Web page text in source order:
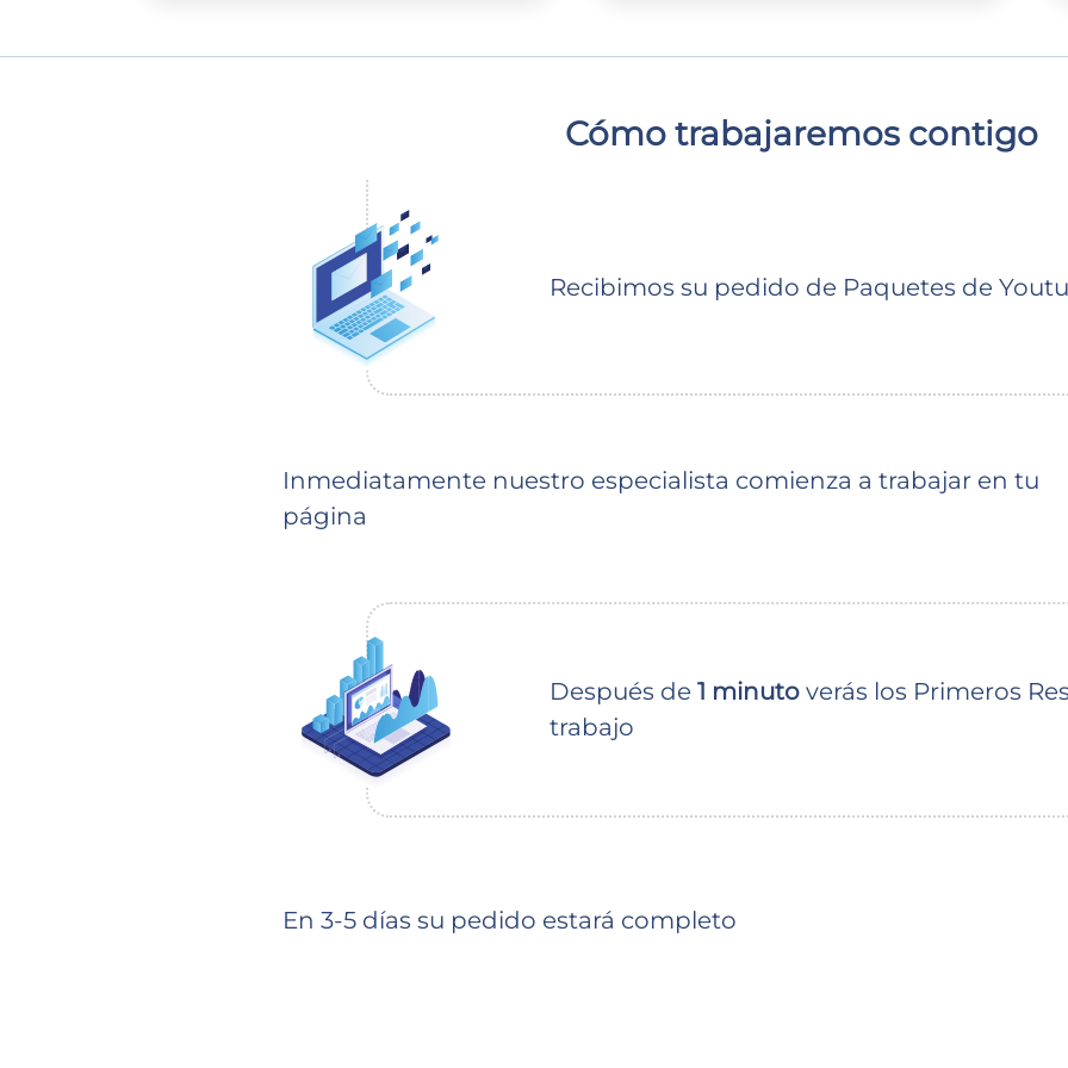
Cómo trabajaremos contigo
Recibimos su pedido de Paquetes de
Inmediatamente nuestro especialista comienza a trabajar en tu
página
Después de 1 minutoverás los Primeros
trabajo
En 3-5 días su pedido estará completo